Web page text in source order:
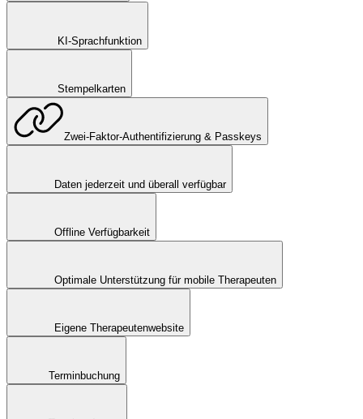
KI-Sprachfunktion
Stempelkarten
Zwei-Faktor-Authentifizierung & Passkeys
Daten jederzeit und überall verfügbar
Offline Verfügbarkeit
Optimale Unterstützung für mobile Therapeuten
Eigene Therapeutenwebsite
Terminbuchung